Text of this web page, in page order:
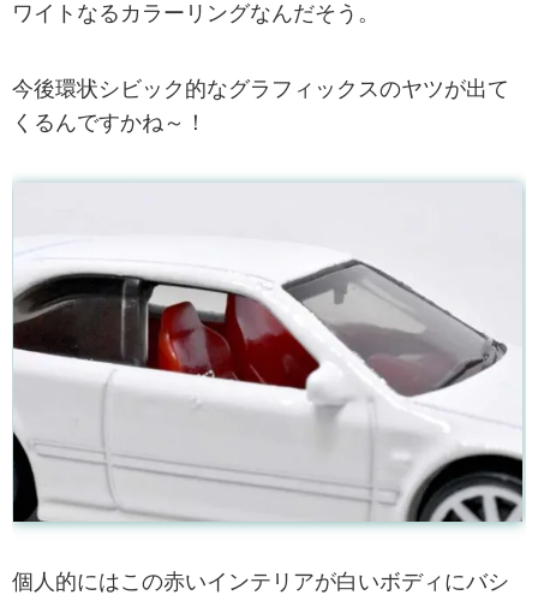
ワイトなるカラーリングなんだそう。
今後環状シビック的なグラフィックスのヤツが出て
くるんですかね～！
個人的にはこの赤いインテリアが白いボディにバシ